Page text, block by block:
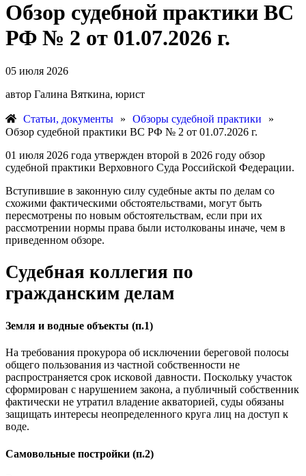
Обзор судебной практики ВС
РФ № 2 от 01.07.2026 г.
05 июля 2026
автор Галина Вяткина, юрист
Статьи, документы » Обзоры судебной практики
»
Обзор судебной практики ВС РФ № 2 от 01.07.2026 г.
01 июля 2026 года утвержден второй в 2026 году обзор
судебной практики Верховного Суда Российской Федерации.
Вступившие в законную силу судебные акты по делам со
схожими фактическими обстоятельствами, могут быть
пересмотрены по новым обстоятельствам, если при их
рассмотрении нормы права были истолкованы иначе, чем в
приведенном обзоре.
Судебная коллегия по
гражданским делам
Земля и водные объекты (п.1)
На требования прокурора об исключении береговой полосы
общего пользования из частной собственности не
распространяется срок исковой давности. Поскольку участок
сформирован с нарушением закона, а публичный собственник
фактически не утратил владение акваторией, суды обязаны
защищать интересы неопределенного круга лиц на доступ к
воде.
Самовольные постройки (п.2)